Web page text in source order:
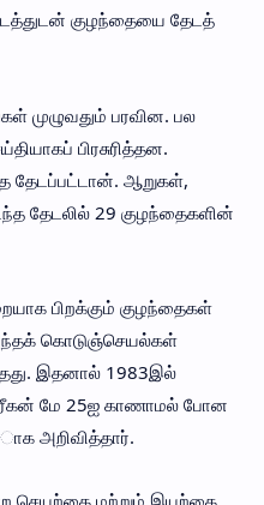
குழந்தையை தேடத்
முழுவதும் பரவின. பல
பிரசுரித்தன.
ஆறுகள்,
தேடலில் 29 குழந்தைகளின்
பிறக்கும் குழந்தைகள்
கொடுஞ்செயல்கள்
இதனால் 1983இல்
மே 25ஐ காணாமல் போன
அறிவித்தார்.
செயற்கை மற்றும் இயற்கை